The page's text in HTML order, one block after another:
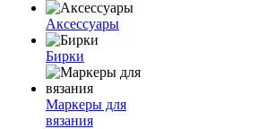
Аксессуары
Бирки
Маркеры для
вязания